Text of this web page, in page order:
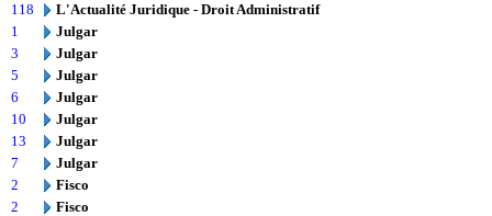
118
L'Actualité Juridique - Droit Administratif
1
Julgar
3
Julgar
5
Julgar
6
Julgar
10
Julgar
13
Julgar
7
Julgar
2
Fisco
2
Fisco